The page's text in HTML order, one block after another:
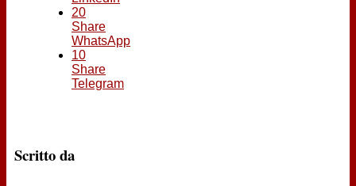
20
Share
WhatsApp
10
Share
Telegram
Scritto da